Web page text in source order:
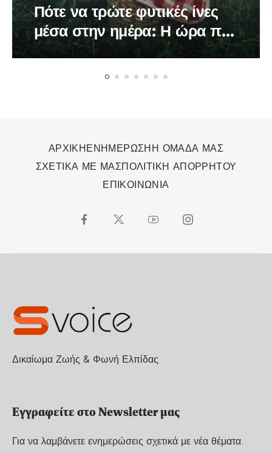
Πότε να τρώτε φυτικές ίνες
μέσα στην ημέρα: Η ώρα που
κάνει τη διαφορά στον
οργανισμό
ΑΡΧΙΚΗΕΝΗΜΕΡΩΣΗΗ ΟΜΑΔΑ ΜΑΣ
ΣΧΕΤΙΚΑ ΜΕ ΜΑΣΠΟΛΙΤΙΚΗ ΑΠΟΡΡΗΤΟΥ
ΕΠΙΚΟΙΝΩΝΙΑ
Δικαίωμα Ζωής & Φωνή Ελπίδας
Εγγραφείτε στο Newsletter μας
Για να λαμβάνετε ενημερώσεις σχετικά με νέα θέματα.